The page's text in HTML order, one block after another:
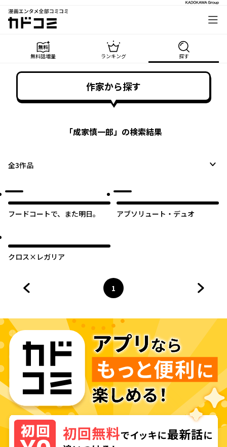
漫画エンタメ全部コミコミ
カドコミ
無料話増量 ランキング 探す
作家から探す
「成家慎一郎」の検索結果
全3作品
フードコートで、また明日。 アブソリュート・デュオ
クロス×レガリア
ページ
1
へ